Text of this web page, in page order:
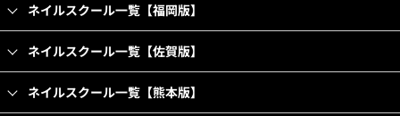
ネイルスクール一覧【福岡版】
ネイルスクール一覧【佐賀版】
ネイルスクール一覧【熊本版】